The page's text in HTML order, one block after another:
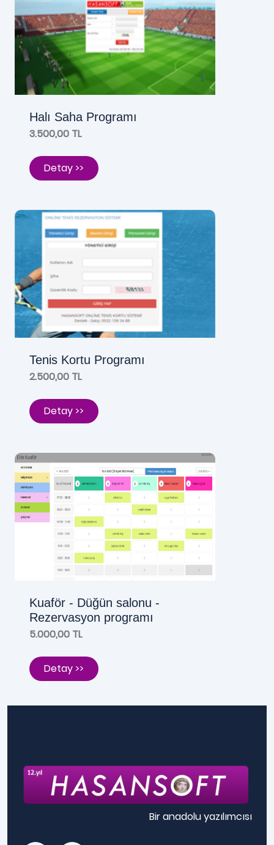
Halı Saha Programı
3.500,00 TL
Detay >>
Tenis Kortu Programı
2.500,00 TL
Detay >>
Kuaför - Düğün salonu -
Rezervasyon programı
5.000,00 TL
Detay >>
Bir anadolu yazılımcısı